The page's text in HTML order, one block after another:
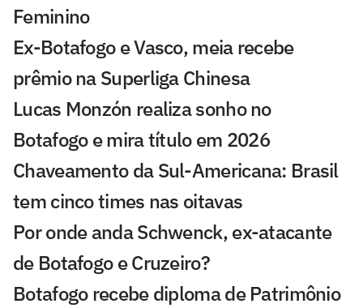
Feminino
Ex-Botafogo e Vasco, meia recebe
prêmio na Superliga Chinesa
Lucas Monzón realiza sonho no
Botafogo e mira título em 2026
Chaveamento da Sul-Americana: Brasil
tem cinco times nas oitavas
Por onde anda Schwenck, ex-atacante
de Botafogo e Cruzeiro?
Botafogo recebe diploma de Patrimônio